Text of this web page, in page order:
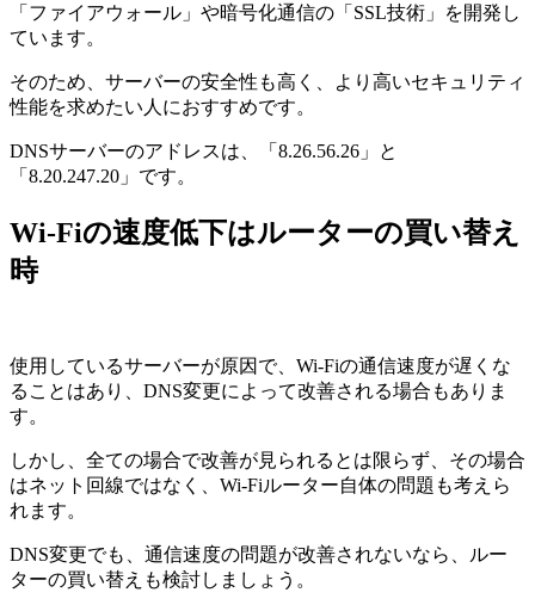
「ファイアウォール」や暗号化通信の「SSL技術」を開発し
ています。
そのため、サーバーの安全性も高く、より高いセキュリティ
性能を求めたい人におすすめです。
DNSサーバーのアドレスは、「8.26.56.26」と
「8.20.247.20」です。
Wi-Fiの速度低下はルーターの買い替え
時
使用しているサーバーが原因で、Wi-Fiの通信速度が遅くな
ることはあり、DNS変更によって改善される場合もありま
す。
しかし、全ての場合で改善が見られるとは限らず、その場合
はネット回線ではなく、Wi-Fiルーター自体の問題も考えら
れます。
DNS変更でも、通信速度の問題が改善されないなら、ルー
ターの買い替えも検討しましょう。